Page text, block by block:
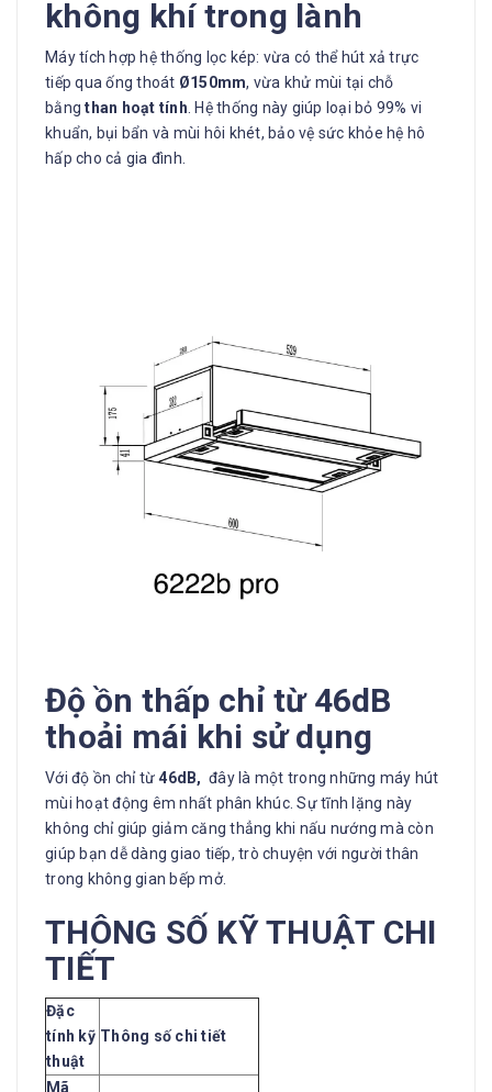
không khí trong lành
Máy tích hợp hệ thống lọc kép: vừa có thể hút xả trực
tiếp qua ống thoát Ø150mm, vừa khử mùi tại chỗ
bằngthan hoạt tính . Hệ thống này giúp loại bỏ 99% vi
khuẩn, bụi bẩn và mùi hôi khét, bảo vệ sức khỏe hệ hô
hấp cho cả gia đình.
Độ ồn thấp chỉ từ 46dB
thoải mái khi sử dụng
Với độ ồn chỉ từ46dB, đây là một trong những máy hút
mùi hoạt động êm nhất phân khúc. Sự tĩnh lặng này
không chỉ giúp giảm căng thẳng khi nấu nướng mà còn
giúp bạn dễ dàng giao tiếp, trò chuyện với người thân
trong không gian bếp mở.
THÔNG SỐ KỸ THUẬT CHI
TIẾT
Đặc
tính kỹ
thuật
Thông số chi tiết
Mã